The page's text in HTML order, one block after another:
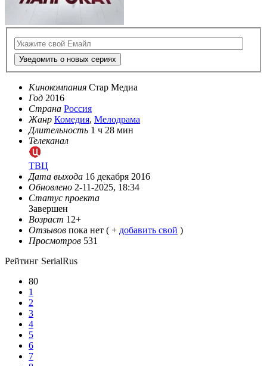
Уведомить о новых сериях
Кинокомпания Стар Медиа
Год 2016
Страна Россия
Жанр Комедия, Мелодрама
Длительность 1 ч 28 мин
Телеканал
ТВЦ
Дата выхода 16 декабря 2016
Обновлено 2-11-2025, 18:34
Статус проекта
Завершен
Возраст 12+
Отзывов пока нет ( + добавить свой )
Просмотров 531
Рейтинг SerialRus
80
1
2
3
4
5
6
7